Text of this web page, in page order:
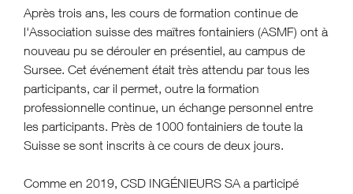
Après trois ans, les cours de formation continue de
l'Association suisse des maîtres fontainiers (ASMF) ont à
nouveau pu se dérouler en présentiel, au campus de
Sursee. Cet événement était très attendu par tous les
participants, car il permet, outre la formation
professionnelle continue, un échange personnel entre
les participants. Près de 1000 fontainiers de toute la
Suisse se sont inscrits à ce cours de deux jours.
Comme en 2019, CSD INGÉNIEURS SA a participé